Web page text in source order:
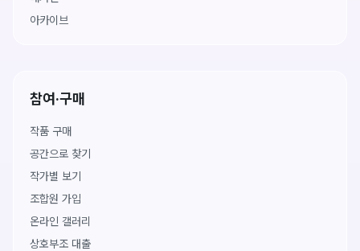
아카이브
참여·구매
작품 구매
공간으로 찾기
작가별 보기
조합원 가입
온라인 갤러리
상호부조 대출